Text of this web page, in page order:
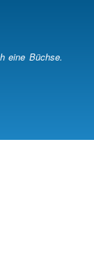
eine Büchse.